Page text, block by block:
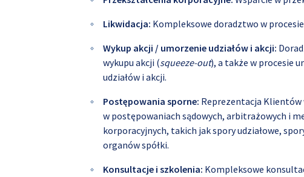
Likwidacja: Kompleksowe doradztwo w
Wykup akcji / umorzenie udziałów i akcji:
wykupu akcji (squeeze-out), a także w procesie
udziałów i akcji.
Postępowania sporne: Reprezentacja Klientów
w postępowaniach sądowych, arbitrażowych i
korporacyjnych, takich jak spory udziałowe,
organów spółki.
Konsultacje i szkolenia: Kompleksowe